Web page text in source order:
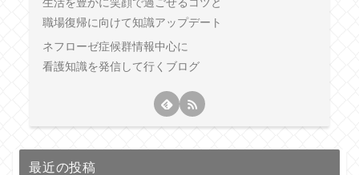
生活を豊かに笑顔で過ごせるコツと
職場復帰に向けて知識アップデート
ネフローゼ症候群情報中心に
看護知識を発信して行くブログ
最近の投稿